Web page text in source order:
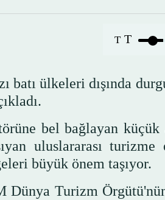
T T
ülkeleri dışında
bel bağlayan küçük
uluslararası turizme
büyük önem taşıyor.
Dünya Turizm